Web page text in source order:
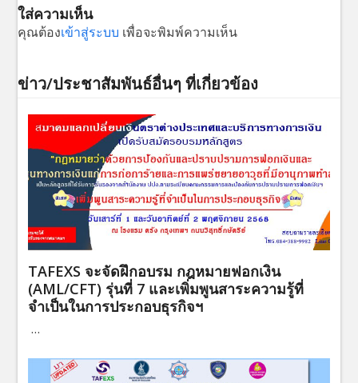
ใส่ความเห็น
คุณต้องเข้าสู่ระบบ เพื่อจะพิมพ์ความเห็น
ข่าว/ประชาสัมพันธ์อื่นๆ ที่เกี่ยวข้อง
TAFEXS จะจัดฝึกอบรม กฎหมายฟอกเงิน
(AML/CFT) รุ่นที่ 7 และเพิ่มพูนสาระความรู้ที่
จำเป็นในการประกอบธุรกิจฯ
…